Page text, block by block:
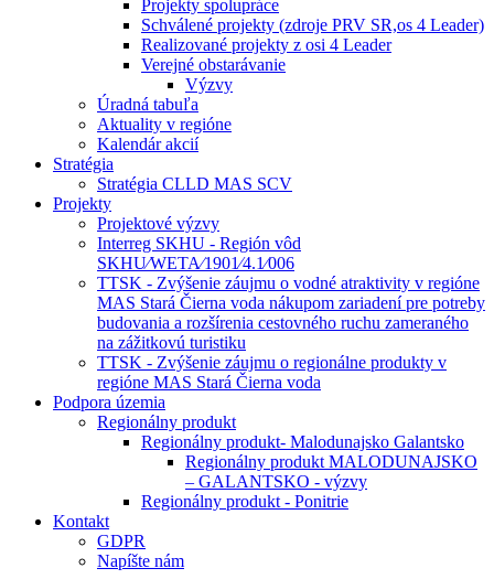
Projekty spolupráce
Schválené projekty (zdroje PRV SR,os 4 Leader)
Realizované projekty z osi 4 Leader
Verejné obstarávanie
Výzvy
Úradná tabuľa
Aktuality v regióne
Kalendár akcií
Stratégia
Stratégia CLLD MAS SCV
Projekty
Projektové výzvy
Interreg SKHU - Región vôd
SKHU⁄WETA⁄1901⁄4.1⁄006
TTSK - Zvýšenie záujmu o vodné atraktivity v regióne
MAS Stará Čierna voda nákupom zariadení pre potreby
budovania a rozšírenia cestovného ruchu zameraného
na zážitkovú turistiku
TTSK - Zvýšenie záujmu o regionálne produkty v
regióne MAS Stará Čierna voda
Podpora územia
Regionálny produkt
Regionálny produkt- Malodunajsko Galantsko
Regionálny produkt MALODUNAJSKO
– GALANTSKO - výzvy
Regionálny produkt - Ponitrie
Kontakt
GDPR
Napíšte nám